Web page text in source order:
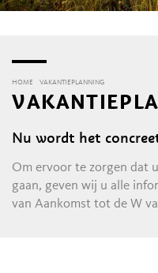
HOME VAKANTIEPLANNING
Nu wordt het
Om ervoor te zorgen dat
gaan, geven wij u alle
van Aankomst tot de W